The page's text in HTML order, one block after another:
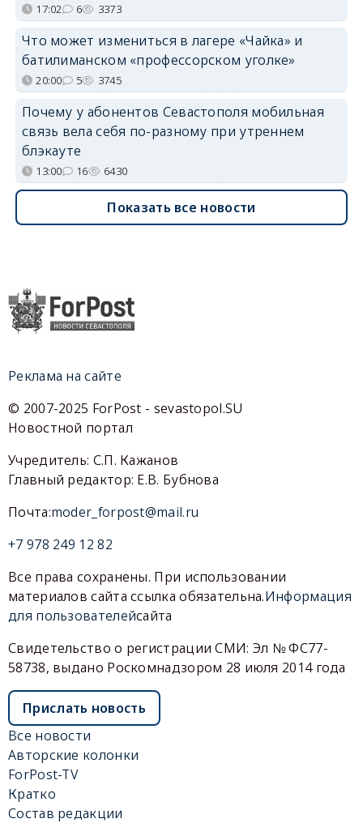
17:02 6 3373
Что может измениться в лагере «Чайка» и
батилиманском «профессорском уголке»
20:00 5 3745
Почему у абонентов Севастополя мобильная
связь вела себя по-разному при утреннем
блэкауте
13:00 16 6430
Показать все новости
Реклама на сайте
© 2007-2025 ForPost - sevastopol.SU
Новостной портал
Учредитель: С.П. Кажанов
Главный редактор: Е.В. Бубнова
Почта:moder_forpost@mail.ru
+7 978 249 12 82
Все права сохранены. При использовании
материалов сайта ссылка обязательна.Информация
для пользователейсайта
Свидетельство о регистрации СМИ: Эл № ФС77-
58738, выдано Роскомнадзором 28 июля 2014 года
Прислать новость
Все новости
Авторские колонки
ForPost-TV
Кратко
Состав редакции